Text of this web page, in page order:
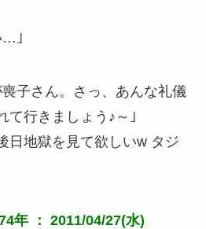
…｣
子さん。さっ、あんな礼儀
て行きましょう♪～｣
日地獄を見て欲しいw タジ
年 ： 2011/04/27(水)